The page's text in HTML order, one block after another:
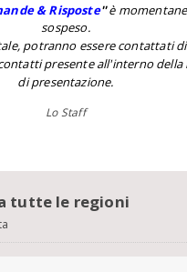
& Risposte''è
sospeso.
potranno essere contattati
presente all'interno della
di presentazione.
Lo Staff
tutte le regioni